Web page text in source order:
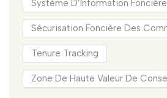
Système D’Information Foncière
Sécurisation Foncière Des
Tenure Tracking
Zone De Haute Valeur De